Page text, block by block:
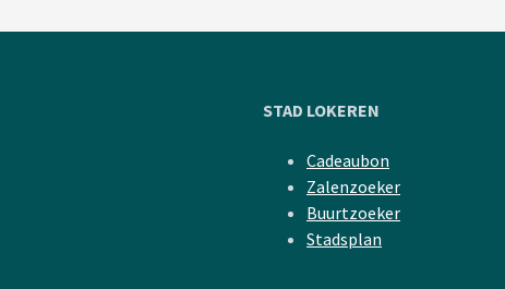
STAD LOKEREN
Cadeaubon
Zalenzoeker
Buurtzoeker
Stadsplan